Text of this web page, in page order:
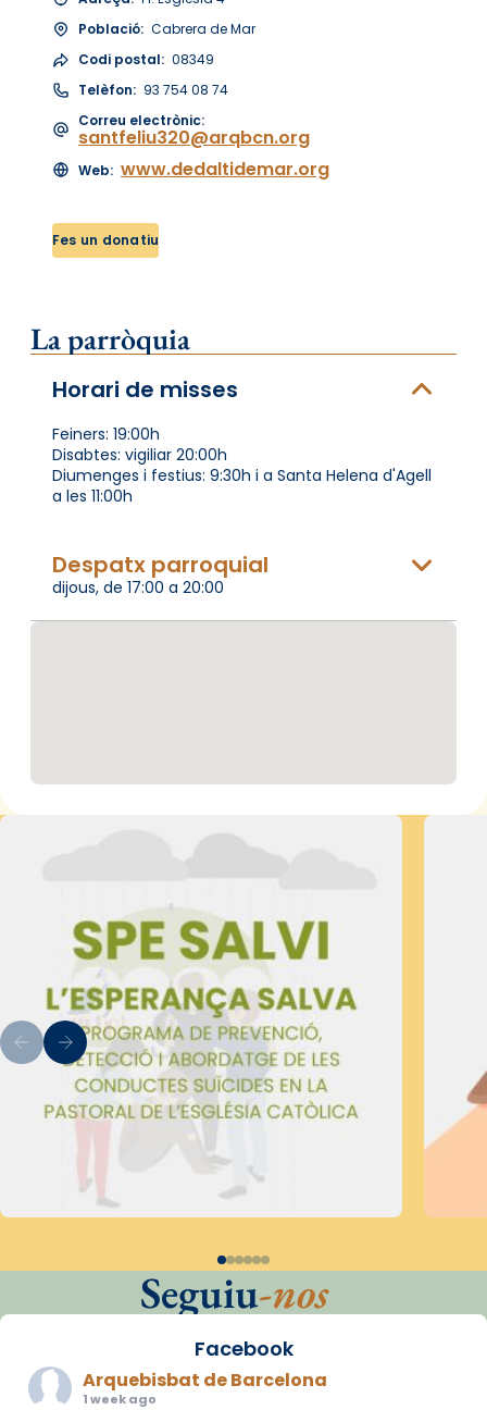
Població: Cabrera de Mar
Codi postal: 08349
Telèfon: 93 754 08 74
Correu electrònic:
santfeliu320@arqbcn.org
Web: www.dedaltidemar.org
Fes un donatiu
La parròquia
Horari de misses
Feiners: 19:00h
Disabtes: vigiliar 20:00h
Diumenges i festius: 9:30h i a Santa Helena d'Agell
a les 11:00h
Despatx parroquial
dijous, de 17:00 a 20:00
Seguiu-nos
Facebook
Arquebisbat de Barcelona
1 week ago